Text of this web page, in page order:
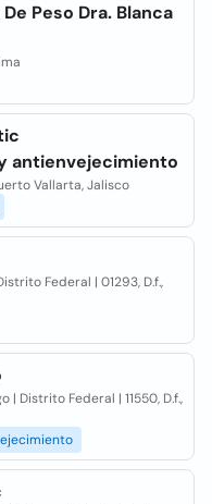
Peso Dra. Blanca
antienvejecimiento
Vallarta, Jalisco
Federal | 01293, D.f.,
| Distrito Federal | 11550, D.f.,